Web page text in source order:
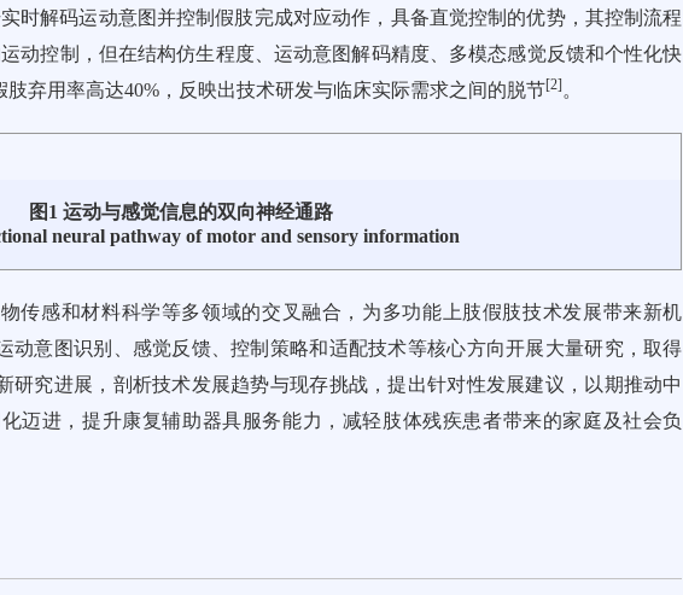
时解码运动意图并控制假肢完成对应动作，具备直觉控制的优势，其控制流程
动控制，但在结构仿生程度、运动意图解码精度、多模态感觉反馈和个性化快
弃用率高达40%，反映出技术研发与临床实际需求之间的脱节[2] 。
图1 运动与感觉信息的双向神经通路
neural pathway of motor and sensory information
传感和材料科学等多领域的交叉融合，为多功能上肢假肢技术发展带来新机
动意图识别、感觉反馈、控制策略和适配技术等核心方向开展大量研究，取得
研究进展，剖析技术发展趋势与现存挑战，提出针对性发展建议，以期推动中
迈进，提升康复辅助器具服务能力，减轻肢体残疾患者带来的家庭及社会负